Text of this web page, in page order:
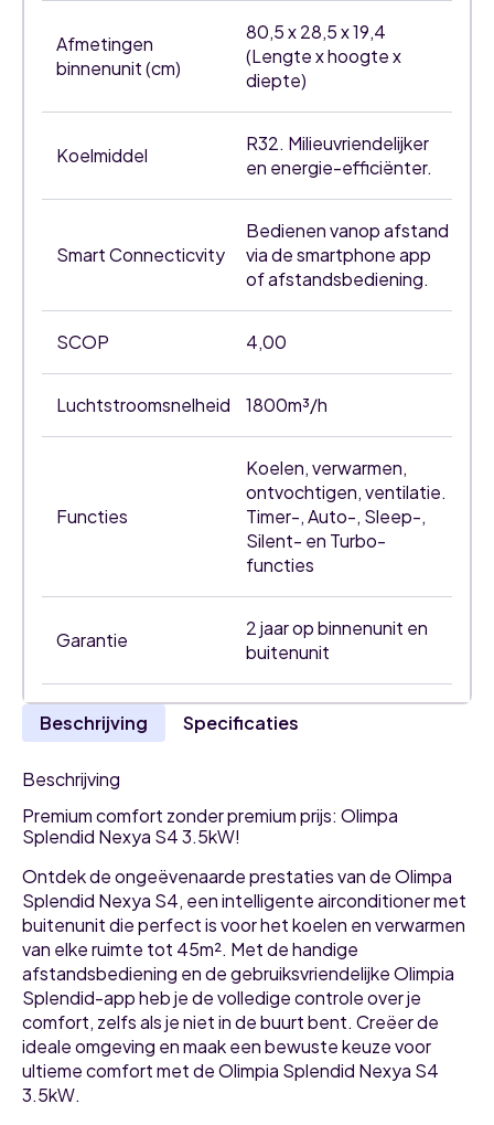
Afmetingen
binnenunit (cm)
80,5 x 28,5 x 19,4
(Lengte x hoogte x
diepte)
Koelmiddel
R32. Milieuvriendelijker
en energie-efficiënter.
Smart Connecticvity
Bedienen vanop afstand
via de smartphone app
of afstandsbediening.
SCOP 4,00
Luchtstroomsnelheid 1800m³/h
Functies
Koelen, verwarmen,
ontvochtigen, ventilatie.
Timer-, Auto-, Sleep-,
Silent- en Turbo-
functies
Garantie
2 jaar op binnenunit en
buitenunit
Beschrijving Specificaties
Beschrijving
Premium comfort zonder premium prijs: Olimpa
Splendid Nexya S4 3.5kW!
Ontdek de ongeëvenaarde prestaties van de Olimpa
Splendid Nexya S4, een intelligente airconditioner met
buitenunit die perfect is voor het koelen en verwarmen
van elke ruimte tot 45m². Met de handige
afstandsbediening en de gebruiksvriendelijke Olimpia
Splendid-app heb je de volledige controle over je
comfort, zelfs als je niet in de buurt bent. Creëer de
ideale omgeving en maak een bewuste keuze voor
ultieme comfort met de Olimpia Splendid Nexya S4
3.5kW.